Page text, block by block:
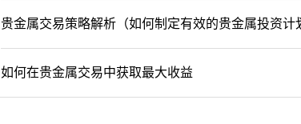
贵金属交易策略解析（如何制定有效的贵金属投资计
如何在贵金属交易中获取最大收益